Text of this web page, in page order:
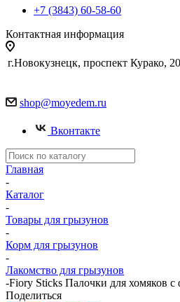
+7 (3843) 60-58-60
Контактная информация
г.Новокузнецк, проспект Курако, 20
shop@moyedem.ru
Вконтакте
Главная
-
Каталог
-
Товары для грызунов
-
Корм для грызунов
-
Лакомство для грызунов
-Fiory Sticks Палочки для хомяков
Поделиться